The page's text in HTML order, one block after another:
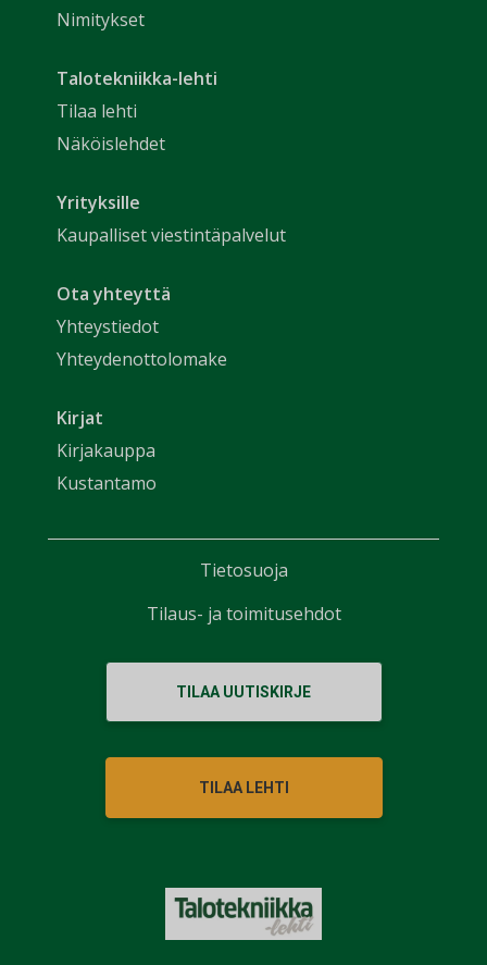
Nimitykset
Talotekniikka-lehti
Tilaa lehti
Näköislehdet
Yrityksille
Kaupalliset viestintäpalvelut
Ota yhteyttä
Yhteystiedot
Yhteydenottolomake
Kirjat
Kirjakauppa
Kustantamo
TILAA UUTISKIRJE
TILAA LEHTI
Tietosuoja
Tilaus- ja toimitusehdot